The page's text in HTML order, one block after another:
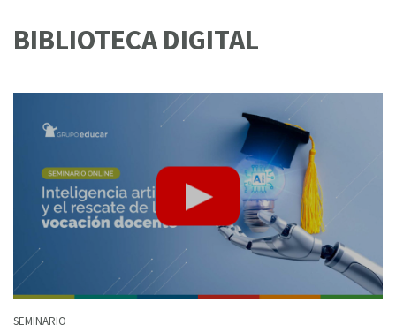
BIBLIOTECA DIGITAL
SEMINARIO